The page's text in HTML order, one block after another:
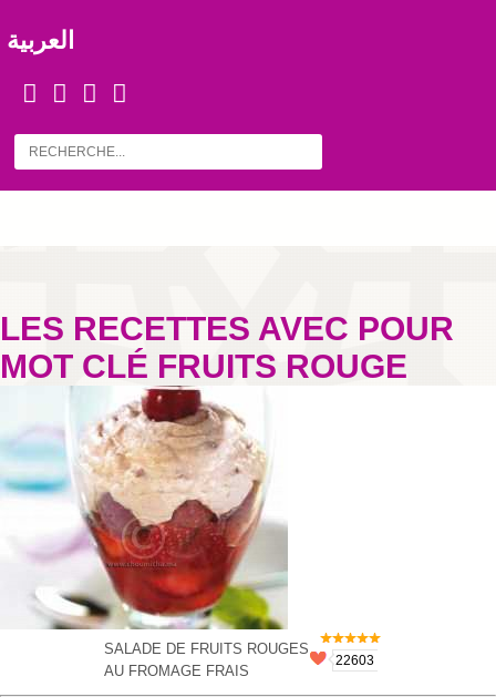
العربية
LES RECETTES AVEC POUR
MOT CLÉ FRUITS ROUGE
SALADE DE FRUITS ROUGES
AU FROMAGE FRAIS
22603